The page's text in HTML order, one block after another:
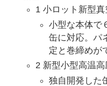
1 小ロット新型
小型な本体で
缶に対応。パ
定と巻締めが
2 新型小型高温
独自開発した